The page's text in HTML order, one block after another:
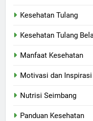
Kesehatan Tulang
Kesehatan Tulang
Manfaat Kesehatan
Motivasi dan Inspirasi
Nutrisi Seimbang
Panduan Kesehatan